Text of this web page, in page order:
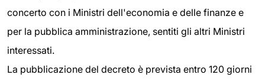
concerto con i Ministri dell'economia e delle finanze e
per la pubblica amministrazione, sentiti gli altri Ministri
interessati.
La pubblicazione del decreto è prevista entro 120 giorni